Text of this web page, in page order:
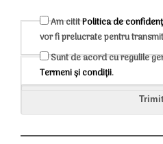
Am cititPolitica de
vor fi prelucrate pentru
Sunt de acord cu regulile
Termeni și condiții.